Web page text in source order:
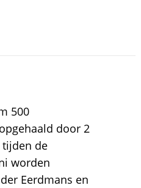
500
door 2
tijden de
worden
Eerdmans en